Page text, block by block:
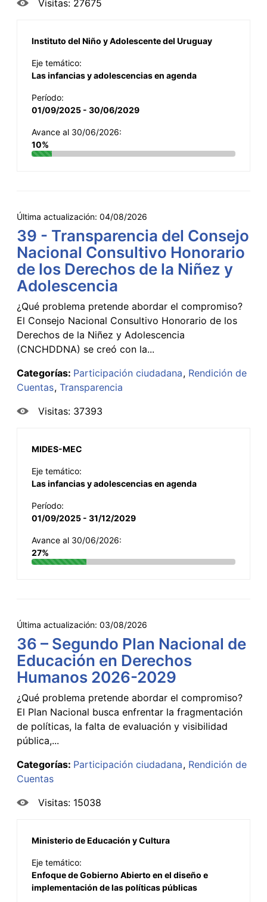
Visitas: 27675
Instituto del Niño y Adolescente del Uruguay
Eje temático:
Las infancias y adolescencias en agenda
Período:
01/09/2025 - 30/06/2029
Avance al 30/06/2026:
10%
Última actualización: 04/08/2026
39 - Transparencia del Consejo
Nacional Consultivo Honorario
de los Derechos de la Niñez y
Adolescencia
¿Qué problema pretende abordar el compromiso?
El Consejo Nacional Consultivo Honorario de los
Derechos de la Niñez y Adolescencia
(CNCHDDNA) se creó con la...
Categorías: Participación ciudadana Rendición de
Cuentas Transparencia
Visitas: 37393
MIDES-MEC
Eje temático:
Las infancias y adolescencias en agenda
Período:
01/09/2025 - 31/12/2029
Avance al 30/06/2026:
27%
Última actualización: 03/08/2026
36 – Segundo Plan Nacional de
Educación en Derechos
Humanos 2026-2029
¿Qué problema pretende abordar el compromiso?
El Plan Nacional busca enfrentar la fragmentación
de políticas, la falta de evaluación y visibilidad
pública,...
Categorías: Participación ciudadana Rendición de
Cuentas
Visitas: 15038
Ministerio de Educación y Cultura
Eje temático:
Enfoque de Gobierno Abierto en el diseño e
implementación de las políticas públicas